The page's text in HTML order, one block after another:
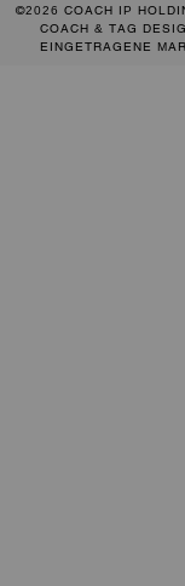
©2026 COACH IP
COACH & TAG
EINGETRAGENE